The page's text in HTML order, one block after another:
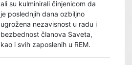
ali su kulminirali činjenicom da
je poslednjih dana ozbiljno
ugrožena nezavisnost u radu i
bezbednost članova Saveta,
kao i svih zaposlenih u REM.